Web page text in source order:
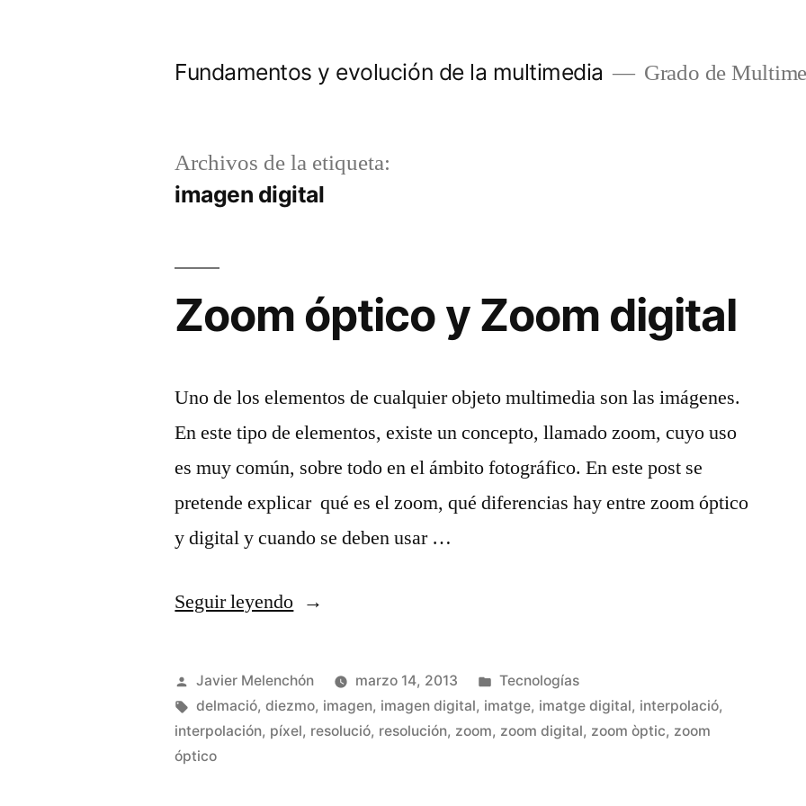
Fundamentos y evolución de la multimedia Grado de
Archivos de la etiqueta:
imagen digital
Zoom óptico y Zoom digital
Uno de los elementos de cualquier objeto multimedia son las imágenes.
En este tipo de elementos, existe un concepto, llamado zoom, cuyo uso
es muy común, sobre todo en el ámbito fotográfico. En este post se
pretende explicar qué es el zoom, qué diferencias hay entre zoom óptico
y digital y cuando se deben usar …
Seguir leyendo«Zoom
y
Zoom
digital»
Publicado
por
Javier Melenchón marzo 14, 2013
Publicado
en
Tecnologías
Etiquetas:
delmació,diezmo, imagen, imagen digital, imatge, imatge digital, interpolació,
interpolación, píxel, resolució, resolución, zoom, zoom digital, zoom òptic, zoom
óptico